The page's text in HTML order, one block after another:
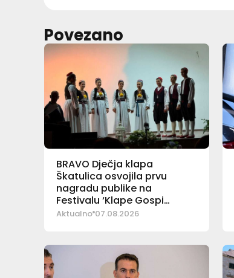
Povezano
BRAVO Dječja klapa
Škatulica osvojila prvu
nagradu publike na
Festivalu ‘Klape Gospi
Sinjskoj’
Aktualno 07.08.2026